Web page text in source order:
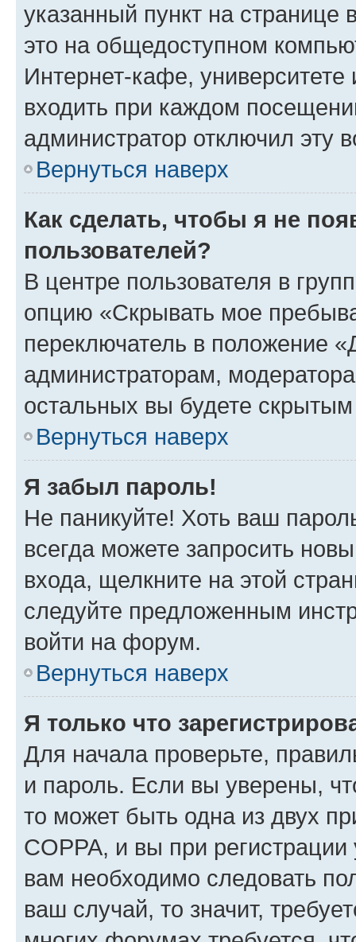
указанный пункт на
это на общедоступном
Интернет-кафе, университете
входить при каждом
администратор отключил эту
Вернуться наверх
Как сделать, чтобы я не
пользователей?
В центре пользователя в
опцию «Скрывать мое
переключатель в положение
администраторам,
остальных вы будете
Вернуться наверх
Я забыл пароль!
Не паникуйте! Хоть ваш
всегда можете запросить
входа, щелкните на этой
следуйте предложенным
войти на форум.
Вернуться наверх
Я только что
Для начала проверьте,
и пароль. Если вы уверены,
то может быть одна из двух
COPPA, и вы при
вам необходимо следовать
ваш случай, то значит,